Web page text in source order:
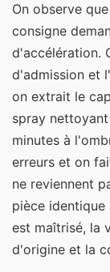
On observe
consigne
d'accélération.
d'admission et
on extrait le
spray
minutes à
erreurs et on
ne reviennent
pièce identique
est maîtrisé, la
d'origine et la